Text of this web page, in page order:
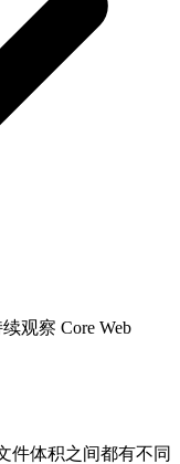
观察 Core Web
件体积之间都有不同